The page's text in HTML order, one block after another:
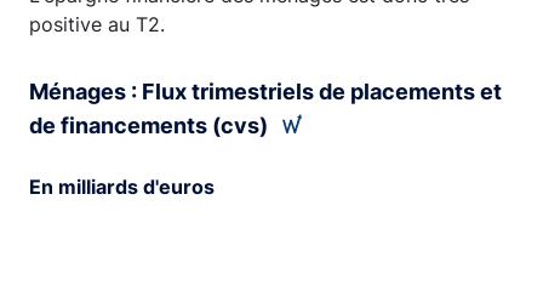
positive au T2.
Ménages : Flux trimestriels de placements et
de financements (cvs)
En milliards d'euros